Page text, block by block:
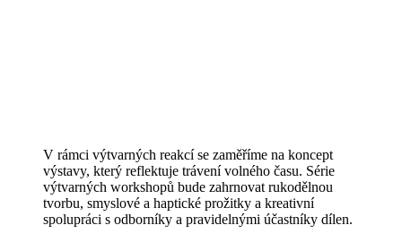
V rámci výtvarných reakcí se zaměříme na koncept
výstavy, který reflektuje trávení volného času. Série
výtvarných workshopů bude zahrnovat rukodělnou
tvorbu, smyslové a haptické prožitky a kreativní
spolupráci s odborníky a pravidelnými účastníky dílen.